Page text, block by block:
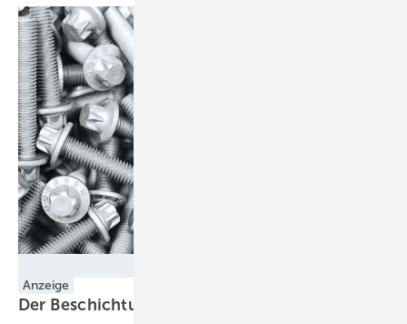
Anzeige
Der Beschichtung noch einen